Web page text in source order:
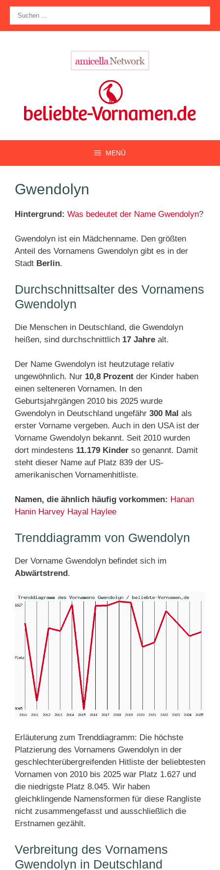
Zum
Inhalt
springen
nach:
MENÜ
Gwendolyn
Hintergrund: Was bedeutet der Name Gwendolyn?
Gwendolyn ist ein Mädchenname. Den größten
Anteil des Vornamens Gwendolyn gibt es in der
Stadt Berlin.
Durchschnittsalter des Vornamens
Gwendolyn
Die Menschen in Deutschland, die Gwendolyn
heißen, sind durchschnittlich 17 Jahre alt.
Der Name Gwendolyn ist heutzutage relativ
ungewöhnlich. Nur 10,8 Prozent der Kinder haben
einen selteneren Vornamen. In den
Geburtsjahrgängen 2010 bis 2025 wurde
Gwendolyn in Deutschland ungefähr 300 Mal als
erster Vorname vergeben. Auch in den USA ist der
Vorname Gwendolyn bekannt. Seit 2010 wurden
dort mindestens 11.179 Kinder so genannt. Damit
steht dieser Name auf Platz 839 der US-
amerikanischen Vornamenhitliste.
Namen, die ähnlich häufig vorkommen: Hanan
Hanin Harvey Hayal Haylee
Trenddiagramm von Gwendolyn
Der Vorname Gwendolyn befindet sich im
Abwärtstrend.
Erläuterung zum Trenddiagramm: Die höchste
Platzierung des Vornamens Gwendolyn in der
geschlechterübergreifenden Hitliste der beliebtesten
Vornamen von 2010 bis 2025 war Platz 1.627 und
die niedrigste Platz 8.045. Wir haben
gleichklingende Namensformen für diese Rangliste
nicht zusammengefasst und ausschließlich die
Erstnamen gezählt.
Verbreitung des Vornamens
Gwendolyn in Deutschland